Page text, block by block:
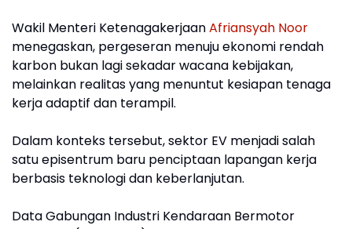
Wakil Menteri KetenagakerjaanAfriansyah Noor
menegaskan, pergeseran menuju ekonomi rendah
karbon bukan lagi sekadar wacana kebijakan,
melainkan realitas yang menuntut kesiapan tenaga
kerja adaptif dan terampil.
Dalam konteks tersebut, sektor EV menjadi salah
satu episentrum baru penciptaan lapangan kerja
berbasis teknologi dan keberlanjutan.
Data Gabungan Industri Kendaraan Bermotor